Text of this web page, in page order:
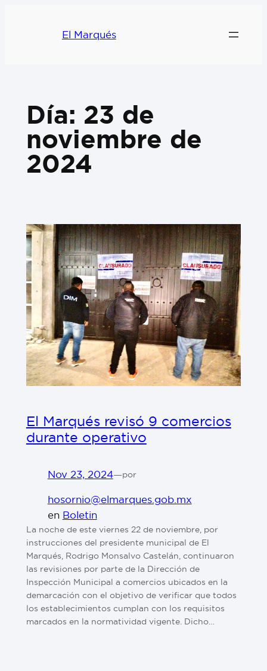
El Marqués
Día: 23 de
noviembre de
2024
El Marqués revisó 9 comercios
durante operativo
Nov 23, 2024—por
hosornio@elmarques.gob.mx
en Boletin
La noche de este viernes 22 de noviembre, por
instrucciones del presidente municipal de El
Marqués, Rodrigo Monsalvo Castelán, continuaron
las revisiones por parte de la Dirección de
Inspección Municipal a comercios ubicados en la
demarcación con el objetivo de verificar que todos
los establecimientos cumplan con los requisitos
marcados en la normatividad vigente. Dicho…